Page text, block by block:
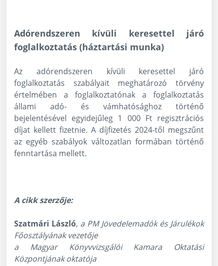
Adórendszeren kívüli keresettel járó
foglalkoztatás (háztartási munka)
Az adórendszeren kívüli keresettel járó
foglalkoztatás szabályait meghatározó törvény
értelmében a foglalkoztatónak a foglalkoztatás
állami adó- és vámhatósághoz történő
bejelentésével egyidejűleg 1 000 Ft regisztrációs
díjat kellett fizetnie. A díjfizetés 2024-től megszűnt
az egyéb szabályok változatlan formában történő
fenntartása mellett.
A cikk szerzője:
Szatmári László, a PM Jövedelemadók és Járulékok
Főosztályának vezetője
a Magyar Könyvvizsgálói Kamara Oktatási
Központjának oktatója